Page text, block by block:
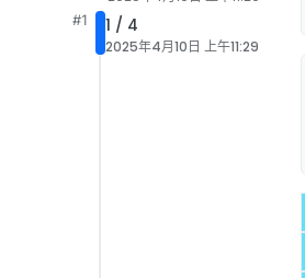
#1 1 / 4
2025年4月10日 上午11:29